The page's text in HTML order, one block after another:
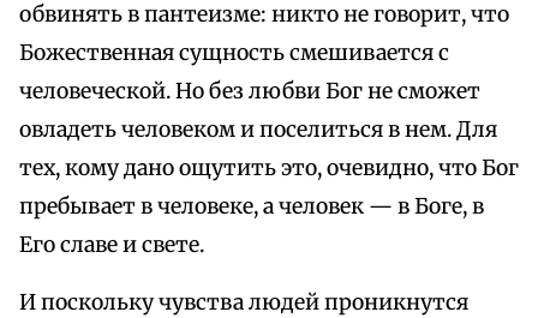
обвинять в пантеизме: никто не говорит, что
Божественная сущность смешивается с
человеческой. Но без любви Бог не сможет
овладеть человеком и поселиться в нем. Для
тех, кому дано ощутить это, очевидно, что Бог
пребывает в человеке, а человек — в Боге, в
Его славе и свете.
И поскольку чувства людей проникнутся